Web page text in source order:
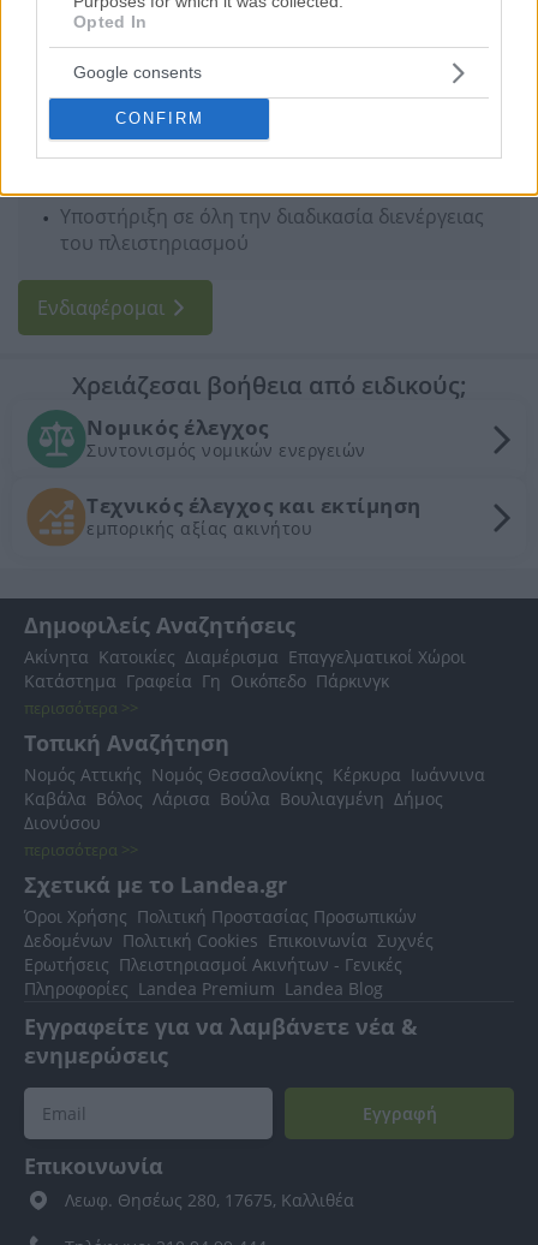
Opted In
Google consents
CONFIRM
Επιλογή και υπόδειξη κατάλληλων ακινήτων
Διαδικασία εγγραφής στην πλατφόρμα eauction
και υποβολή δικαιολογητικών συμμετοχής
Παρακολούθηση της διαδικασίας έγκρισης
Υποστήριξη σε όλη την διαδικασία διενέργειας
του πλειστηριασμού
Ενδιαφέρομαι
Χρειάζεσαι βοήθεια από ειδικούς;
Νομικός έλεγχος
Συντονισμός νομικών ενεργειών
Τεχνικός έλεγχος και εκτίμηση
εμπορικής αξίας ακινήτου
Δημοφιλείς Αναζητήσεις
Ακίνητα Κατοικίες Διαμέρισμα Επαγγελματικοί Χώροι
Κατάστημα Γραφεία Γη Οικόπεδο Πάρκινγκ
περισσότερα >>
Τοπική Αναζήτηση
Νομός Αττικής Νομός Θεσσαλονίκης Κέρκυρα Ιωάννινα
Καβάλα Βόλος Λάρισα Βούλα Βουλιαγμένη Δήμος
Διονύσου
περισσότερα >>
Σχετικά με το Landea.gr
Όροι Χρήσης Πολιτική Προστασίας Προσωπικών
Δεδομένων Πολιτική Cookies Επικοινωνία Συχνές
Ερωτήσεις Πλειστηριασμοί Ακινήτων - Γενικές
Πληροφορίες Landea Premium Landea Blog
Εγγραφείτε για να λαμβάνετε νέα &
ενημερώσεις
Εγγραφή
Επικοινωνία
Λεωφ. Θησέως 280, 17675, Καλλιθέα